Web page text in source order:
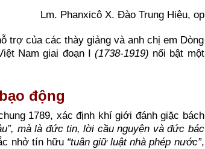
Lm. Phanxicô X. Đào Trung Hiệu, op
trợ của các thày giảng và anh chị em Dòng
Nam giai đoạn I (1738-1919) nổi bật một
động
1789, xác định khí giới đánh giặc bách
mà là đức tin, lời cầu nguyện và đức bác
nhở tín hữu “tuân giữ luật nhà phép nước”,